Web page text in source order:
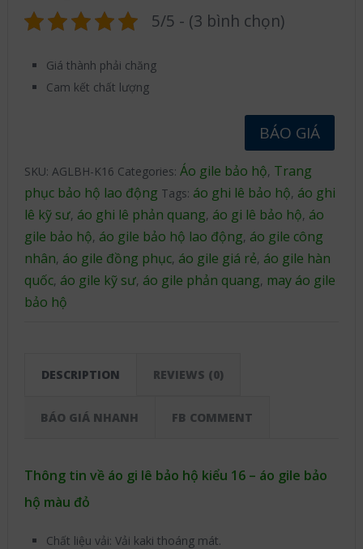
5/5 - (3 bình chọn)
Giá thành phải chăng
Cam kết chất lượng
BÁO GIÁ
SKU: AGLBH-K16 Categories: Áo gile bảo hộ, Trang
phục bảo hộ lao động Tags: áo ghi lê bảo hộ, áo ghi
lê kỹ sư, áo ghi lê phản quang, áo gi lê bảo hộ, áo
gile bảo hộ, áo gile bảo hộ lao động, áo gile công
nhân, áo gile đồng phục, áo gile giá rẻ, áo gile hàn
quốc, áo gile kỹ sư, áo gile phản quang, may áo gile
bảo hộ
DESCRIPTION REVIEWS (0)
BÁO GIÁ NHANH FB COMMENT
Thông tin về áo gi lê bảo hộ kiểu 16 – áo gile bảo
hộ màu đỏ
Chất liệu vải: Vải kaki thoáng mát.